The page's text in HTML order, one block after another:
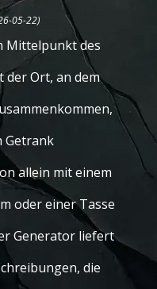
05-22)
Mittelpunkt des
der Ort, an dem
Getrank
allein mit einem
oder einer Tasse
Generator liefert
die